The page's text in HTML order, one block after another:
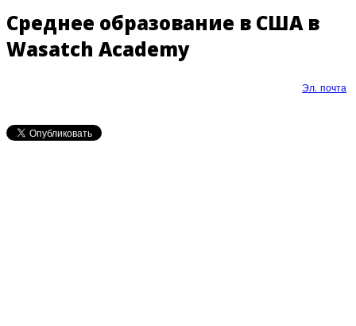
Среднее образование в США в
Wasatch Academy
Эл. почта